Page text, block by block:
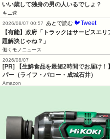
いい歳して独身の男の人いるでしょ？
キニ速
2026/08/07 00:57
あとで読む 🐦Tweet
【有能】政府「トラックはサービスエ
題解決じゃね？」
働くモノニュース
2026/08/07
[PR] 【生鮮食品を最短2時間でお届け
パー（ライフ・バロー・成城石井）
Amazon